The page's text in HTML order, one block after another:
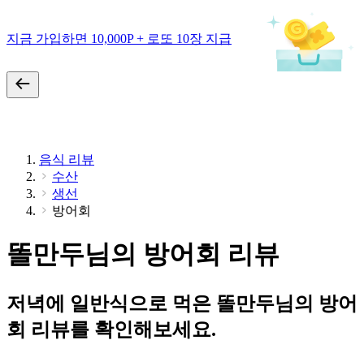
지금 가입하면 10,000P + 로또 10장 지급
음식 리뷰
수산
생선
방어회
똘만두님의 방어회 리뷰
저녁에 일반식으로 먹은 똘만두님의 방어
회 리뷰를 확인해보세요.